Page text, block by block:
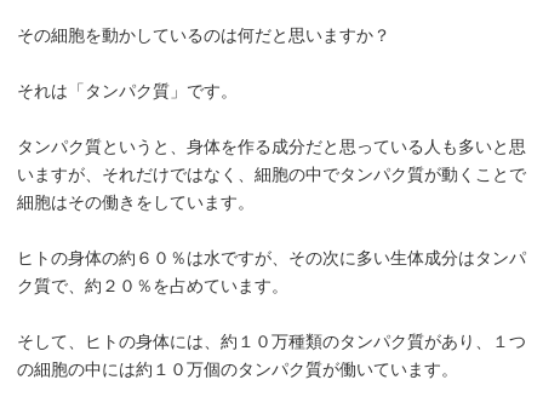
その細胞を動かしているのは何だと思いますか？
それは「タンパク質」です。
タンパク質というと、身体を作る成分だと思っている人も多いと思
いますが、それだけではなく、細胞の中でタンパク質が動くことで
細胞はその働きをしています。
ヒトの身体の約６０％は水ですが、その次に多い生体成分はタンパ
ク質で、約２０％を占めています。
そして、ヒトの身体には、約１０万種類のタンパク質があり、１つ
の細胞の中には約１０万個のタンパク質が働いています。